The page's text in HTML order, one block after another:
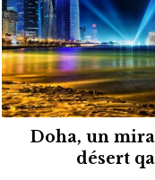
Doha, un
désert